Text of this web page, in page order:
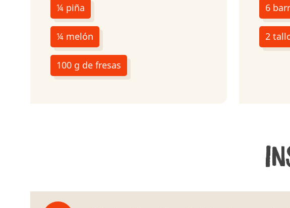
¼ piña
¼ melón
100 g de fresas
6
2